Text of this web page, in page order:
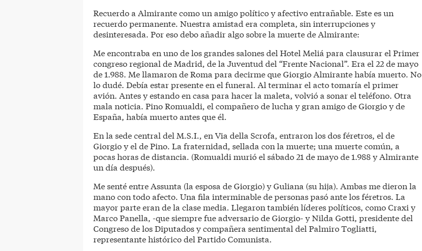
Recuerdo a Almirante como un amigo político y afectivo entrañable. Este es un
recuerdo permanente. Nuestra amistad era completa, sin interrupciones y
desinteresada. Por eso debo añadir algo sobre la muerte de Almirante:
Me encontraba en uno de los grandes salones del Hotel Meliá para clausurar el Primer
congreso regional de Madrid, de la Juventud del “Frente Nacional”. Era el 22 de mayo
de 1.988. Me llamaron de Roma para decirme que Giorgio Almirante había muerto. No
lo dudé. Debía estar presente en el funeral. Al terminar el acto tomaría el primer
avión. Antes y estando en casa para hacer la maleta, volvió a sonar el teléfono. Otra
mala noticia. Pino Romualdi, el compañero de lucha y gran amigo de Giorgio y de
España, había muerto antes que él.
En la sede central del M.S.I., en Via della Scrofa, entraron los dos féretros, el de
Giorgio y el de Pino. La fraternidad, sellada con la muerte; una muerte común, a
pocas horas de distancia. (Romualdi murió el sábado 21 de mayo de 1.988 y Almirante
un día después).
Me senté entre Assunta (la esposa de Giorgio) y Guliana (su hija). Ambas me dieron la
mano con todo afecto. Una fila interminable de personas pasó ante los féretros. La
mayor parte eran de la clase media. Llegaron también líderes políticos, como Craxi y
Marco Panella, -que siempre fue adversario de Giorgio- y Nilda Gotti, presidente del
Congreso de los Diputados y compañera sentimental del Palmiro Togliatti,
representante histórico del Partido Comunista.